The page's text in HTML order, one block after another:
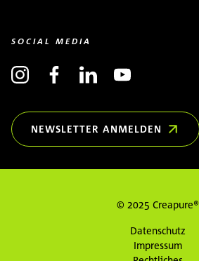
SOCIAL MEDIA
NEWSLETTER ANMELDEN
(ÖFFNET IN NEUEM FENSTER)
© 2025 Creapure®
Datenschutz
Impressum